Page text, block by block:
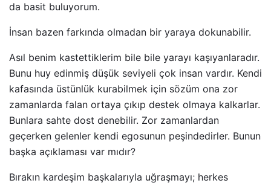
da basit buluyorum.
İnsan bazen farkında olmadan bir yaraya dokunabilir.
Asıl benim kastettiklerim bile bile yarayı kaşıyanlaradır.
Bunu huy edinmiş düşük seviyeli çok insan vardır. Kendi
kafasında üstünlük kurabilmek için sözüm ona zor
zamanlarda falan ortaya çıkıp destek olmaya kalkarlar.
Bunlara sahte dost denebilir. Zor zamanlardan
geçerken gelenler kendi egosunun peşindedirler. Bunun
başka açıklaması var mıdır?
Bırakın kardeşim başkalarıyla uğraşmayı; herkes